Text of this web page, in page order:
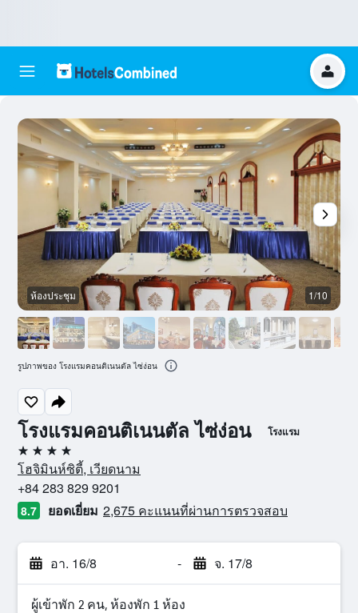
โรงแรมคอนติเนนตัล ไซ่ง่อน โรงแรม
4 ดาว
โฮจิมินห์ซิตี้, เวียดนาม
+84 283 829 9201
8.7 ยอดเยี่ยม 2,675 คะแนนที่ผ่านการตรวจสอบ
อา. 16/8 - จ. 17/8
ผู้เข้าพัก 2 คน, ห้องพัก 1 ห้อง
ห้องประชุม 1/10
รูปภาพของ โรงแรมคอนติเนนตัล ไซ่ง่อน